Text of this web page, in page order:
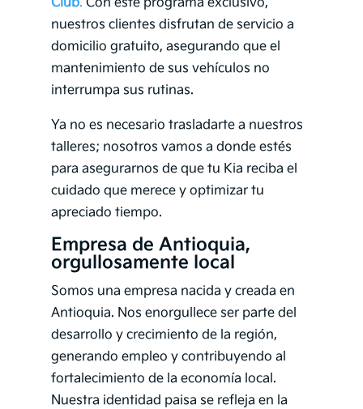
nuestros clientes disfrutan de servicio a
domicilio gratuito, asegurando que el
mantenimiento de sus vehículos no
interrumpa sus rutinas.
Ya no es necesario trasladarte a nuestros
talleres; nosotros vamos a donde estés
para asegurarnos de que tu Kia reciba el
cuidado que merece y optimizar tu
apreciado tiempo.
Empresa de Antioquia,
orgullosamente local
Somos una empresa nacida y creada en
Antioquia. Nos enorgullece ser parte del
desarrollo y crecimiento de la región,
generando empleo y contribuyendo al
fortalecimiento de la economía local.
Nuestra identidad paisa se refleja en la